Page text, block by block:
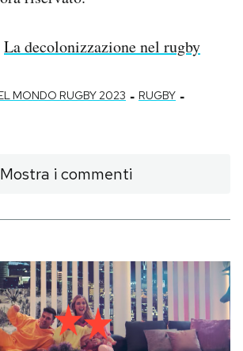
La decolonizzazione nel rugby
MONDO RUGBY 2023 - RUGBY -
Mostra i commenti